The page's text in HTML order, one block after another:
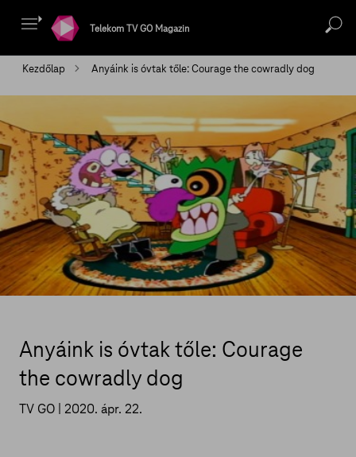
Telekom TV GO Magazin
Kezdőlap Anyáink is óvtak tőle: Courage the cowradly dog
Anyáink is óvtak tőle: Courage
the cowradly dog
TV GO | 2020. ápr. 22.